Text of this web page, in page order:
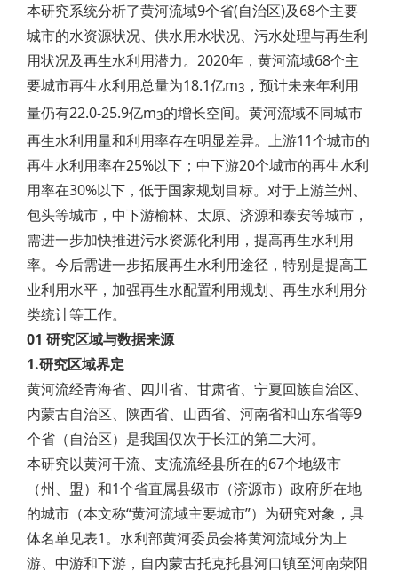
本研究系统分析了黄河流域9个省(自治区)及68个主要
城市的水资源状况、供水用水状况、污水处理与再生利
用状况及再生水利用潜力。2020年，黄河流域68个主
要城市再生水利用总量为18.1亿m3 ，预计未来年利用
量仍有22.0-25.9亿m3的增长空间。黄河流域不同城市
再生水利用量和利用率存在明显差异。上游11个城市的
再生水利用率在25%以下；中下游20个城市的再生水利
用率在30%以下，低于国家规划目标。对于上游兰州、
包头等城市，中下游榆林、太原、济源和泰安等城市，
需进一步加快推进污水资源化利用，提高再生水利用
率。今后需进一步拓展再生水利用途径，特别是提高工
业利用水平，加强再生水配置利用规划、再生水利用分
类统计等工作。
01 研究区域与数据来源
1.研究区域界定
黄河流经青海省、四川省、甘肃省、宁夏回族自治区、
内蒙古自治区、陕西省、山西省、河南省和山东省等9
个省（自治区）是我国仅次于长江的第二大河。
本研究以黄河干流、支流流经县所在的67个地级市
（州、盟）和1个省直属县级市（济源市）政府所在地
的城市（本文称“黄河流域主要城市”）为研究对象，具
体名单见表1。水利部黄河委员会将黄河流域分为上
游、中游和下游，自内蒙古托克托县河口镇至河南荥阳